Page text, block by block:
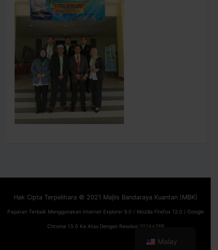
Hak Cipta Terpelihara © 2021 Majlis Bandaraya Kuantan (MBK)
Paparan Terbaik Menggunakan Internet Explorer 9.0 / Mozilla Firefox 12.0 / Google
Chrome 13.0 Ke Atas Dengan Resolusi 1024x768
Malay